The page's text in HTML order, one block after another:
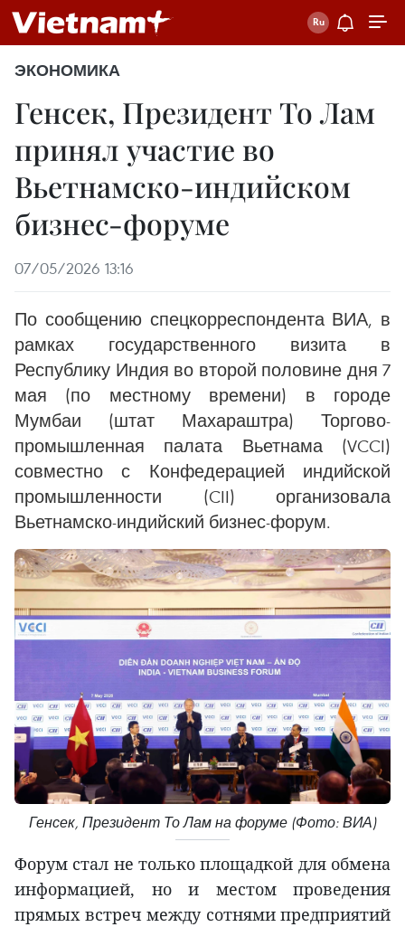
ЭКОНОМИКА
Генсек, Президент То Лам
принял участие во
Вьетнамско-индийском
бизнес-форуме
07/05/2026 13:16
По сообщению спецкорреспондента ВИА, в
рамках государственного визита в
Республику Индия во второй половине дня 7
мая (по местному времени) в городе
Мумбаи (штат Махараштра) Торгово-
промышленная палата Вьетнама (VCCI)
совместно с Конфедерацией индийской
промышленности (CII) организовала
Вьетнамско-индийский бизнес-форум.
Генсек, Президент То Лам на форуме (Фото: ВИА)
Форум стал не только площадкой для обмена
информацией, но и местом проведения
прямых встреч между сотнями предприятий